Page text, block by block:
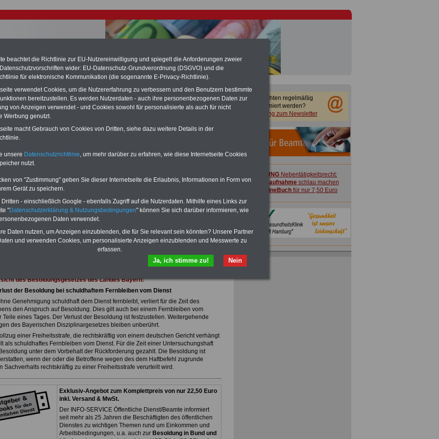
Reha - Recherchieren Sie mit dem "führenden" Klinikverzeichnis
führende Klinikverzeichnis rund um die Beihilfe" gibt ihnen Orientierung
nach der geeigneten Klinik für Ihre nächsten Reha. Sie können auch
von A bis Zsuchen. Beamtinnen und Beamte finden zudem
Angebote nach Gesundheitswochen..
des Landes Bayern: Artikel 9 Verlust der
bei schuldhaftem Fernbleiben vom Dienst
OnlineServicefür 10 Euro
von 12 Monaten bleiben Sie in den
wichtigsten Fragen zum Öffentlichen
Dienst auf dem Laufenden: auch ein
öffentlichen Dienst ist enthalten. Der
OnlineService bietet 10 Bücher und
eBooks zum herunterladen, lesen
und ausdrucken
des Besoldungsgesetzes des Landes Bayern:
der Besoldung bei schuldhaftem Fernbleiben vom Dienst
Genehmigung schuldhaft dem Dienst fernbleibt, verliert für die Zeit des
den Anspruch auf Besoldung. Dies gilt auch bei einem Fernbleiben vom
Teile eines Tages. Der Verlust der Besoldung ist festzustellen. Weitergehende
des Bayerischen Disziplinargesetzes bleiben unberührt.
einer Freiheitsstrafe, die rechtskräftig von einem deutschen Gericht verhängt
als schuldhaftes Fernbleiben vom Dienst. Für die Zeit einer Untersuchungshaft
unter dem Vorbehalt der Rückforderung gezahlt. Die Besoldung ist
wenn der oder die Betroffene wegen des dem Haftbefehl zugrunde
Sachverhalts rechtskräftig zu einer Freiheitsstrafe verurteilt wird.
Exklusiv-Angebot zum Komplettpreis von nur 22,50 Euro
inkl. Versand & MwSt.
Der INFO-SERVICE Öffentliche Dienst/Beamte informiert
seit mehr als 25 Jahren die Beschäftigten des öffentlichen
Dienstes zu wichtigen Themen rund um Einkommen und
Arbeitsbedingungen, u.a. auch zur Besoldung in Bund und
Sie möchten regelmäßig
informiert werden?
Anmeldung zum Newsletter
ACHTUNG Nebentätigkeitsrecht:
vor Jobaufnahmeschlau machen
OnlineBuch für nur 7,50 Euro
beachtet die Richtlinie zur EU-Nutzereinwilligung und spiegelt die Anforderungen zweier
wider: EU-Datenschutz-Grundverordnung (DSGVO) und die
für elektronische Kommunikation (die sogenannte E-Privacy-Richtlinie).
verwendet Cookies, um die Nutzererfahrung zu verbessern und den Benutzern bestimmte
bereitzustellen. Es werden Nutzerdaten - auch ihre personenbezogenen Daten zur
von Anzeigen verwendet - und Cookies sowohl für personalisierte als auch für nicht
Werbung genutzt.
macht Gebrauch von Cookies von Dritten, siehe dazu weitere Details in der
unsere Datenschutzrichtlinie, um mehr darüber zu erfahren, wie diese Internetseite Cookies
nutzt.
von "Zustimmung" geben Sie dieser Internetseite die Erlaubnis, Informationen in Form von
Gerät zu speichern.
- einschließlich Google - ebenfalls Zugriff auf die Nutzerdaten. Mithilfe eines Links zur
"Datenschutzerklärung & Nutzungsbedingungen" können Sie sich darüber informieren, wie
Daten verwendet.
Daten nutzen, um Anzeigen einzublenden, die für Sie relevant sein könnten? Unsere Partner
und verwenden Cookies, um personalisierte Anzeigen einzublenden und Messwerte zu
erfassen.
Nein
Ja, ich stimme zu!